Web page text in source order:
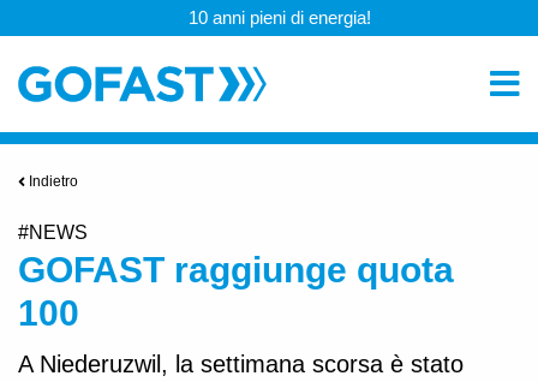
10 anni pieni di energia!
Indietro
#NEWS
GOFAST raggiunge quota
100
A Niederuzwil, la settimana scorsa è stato